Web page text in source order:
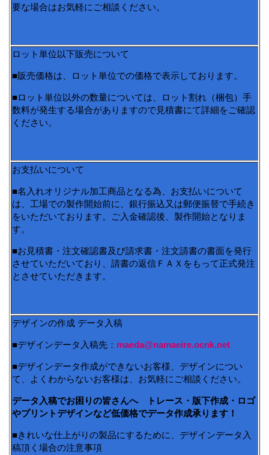
要な場合はお気軽にご相談ください。
ロット単位以下販売について
■販売価格は、ロット単位での価格で表示しております。
■ロット単位以外の数量については、ロット割れ（梱包）手
数料が発生する場合がありますので見積書にて詳細をご確認
ください。
お支払いについて
■名入れオリジナル加工商品となる為、お支払いについて
は、工場での製作開始前に、銀行振込又は郵便振替で手続き
をいただいております。ご入金確認後、製作開始となりま
す。
■お見積書・注文確認書及び請求書・注文請書の書面を発行
させていただいており、請書の返信ＦＡＸをもって正式発注
とさせていただきます。
デザインの作成 データ入稿
■デザインデータ入稿先： maeda@namaeire.ocnk.net
■デザインデータ作成ができないお客様、デザインについ
て、よくわからないお客様は、お気軽にご相談ください。
データ入稿でお困りの皆さんへ トレース・版下作成・ロゴ
やプリントデザインなど低価格でデータ作成承ります！
■きれいな仕上がりの製品にするために、デザインデータ入
稿頂く場合の注意事項